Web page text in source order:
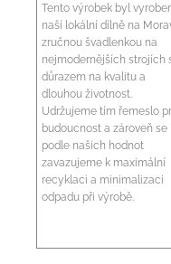
Tento výrobek byl
naší lokální dílně na
zručnou švadlenkou na
nejmodernějších strojích
důrazem na kvalitu a
dlouhou životnost.
Udržujeme tím řemeslo
budoucnost a zároveň se
podle našich hodnot
zavazujeme k maximální
recyklaci a minimalizaci
odpadu při výrobě.